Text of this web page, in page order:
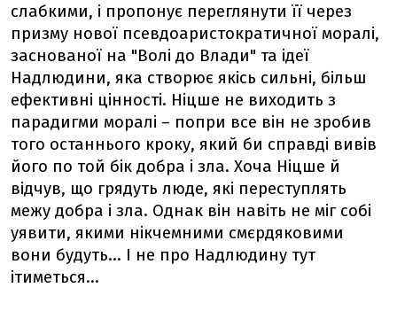
слабкими, і пропонує переглянути її через
призму нової псевдоаристократичної моралі,
заснованої на "Волі до Влади" та ідеї
Надлюдини, яка створює якісь сильні, більш
ефективні цінності. Ніцше не виходить з
парадигми моралі – попри все він не зробив
того останнього кроку, який би справді вивів
його по той бік добра і зла. Хоча Ніцше й
відчув, що грядуть люде, які переступлять
межу добра і зла. Однак він навіть не міг собі
уявити, якими нікчемними смєрдяковими
вони будуть... І не про Надлюдину тут
ітиметься...